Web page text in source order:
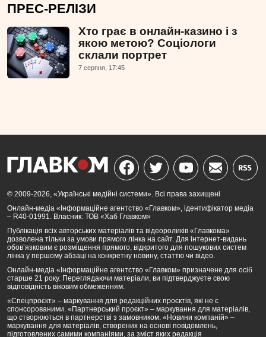
ПРЕС-РЕЛІЗИ
Хто грає в онлайн-казино і з
якою метою? Соціологи
склали портрет
7 серпня, 17:45
© 2009-2026, «Українські медійні системи». Всі права захищені
Онлайн-медіа «Інформаційне агентство «Главком», ідентифікатор медіа
– R40-01991. Власник: ТОВ «Хаб Главком»
Публікація всіх авторських матеріалів та відеороликів «Главкома»
дозволена тільки за умови прямого лінка на сайт. Для інтернет-видань
обов’язковим є розміщення прямого, відкритого для пошукових систем
лінка у першому абзаці на конкретну новину, статтю чи відео.
Онлайн-медіа «Інформаційне агентство «Главком» призначене для осіб
старше 21 року. Переглядаючи матеріали, ви підтверджуєте свою
відповідність віковим обмеженням.
«Спецпроєкт» – маркування для редакційних проєктів, які не є
спонсорованими. «Партнерський проєкт» – маркування для матеріалів,
що створюються в партнерстві з замовником. «Новини компаній» –
маркування для матеріалів, створених на основі повідомлень,
підготовлених самими компаніями, за зміст яких редакція